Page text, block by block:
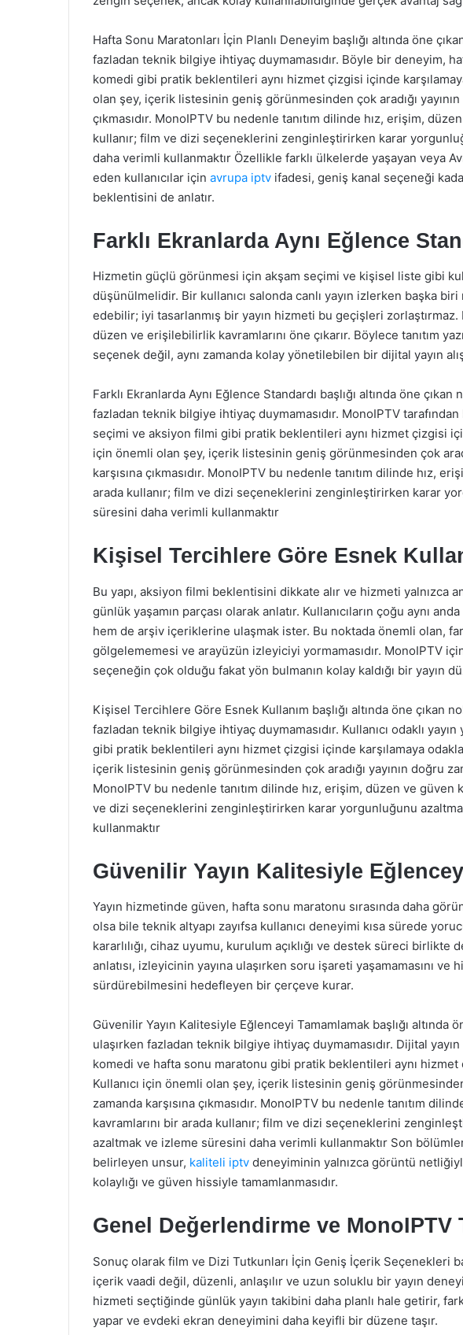
Hafta Sonu Maratonları İçin Planlı Deneyim başlığı altında öne
fazladan teknik bilgiye ihtiyaç duymamasıdır. Böyle bir deneyim,
komedi gibi pratik beklentileri aynı hizmet çizgisi içinde
olan şey, içerik listesinin geniş görünmesinden çok aradığı yayının
çıkmasıdır. MonoIPTV bu nedenle tanıtım dilinde hız, erişim,
kullanır; film ve dizi seçeneklerini zenginleştirirken karar
daha verimli kullanmaktır Özellikle farklı ülkelerde yaşayan veya
eden kullanıcılar için avrupa iptv ifadesi, geniş kanal seçeneği
beklentisini de anlatır.
Farklı Ekranlarda Aynı Eğlence
Hizmetin güçlü görünmesi için akşam seçimi ve kişisel liste gibi
düşünülmelidir. Bir kullanıcı salonda canlı yayın izlerken başka
edebilir; iyi tasarlanmış bir yayın hizmeti bu geçişleri
düzen ve erişilebilirlik kavramlarını öne çıkarır. Böylece tanıtım
seçenek değil, aynı zamanda kolay yönetilebilen bir dijital yayın
Farklı Ekranlarda Aynı Eğlence Standardı başlığı altında öne
fazladan teknik bilgiye ihtiyaç duymamasıdır. MonoIPTV
seçimi ve aksiyon filmi gibi pratik beklentileri aynı hizmet çizgisi
için önemli olan şey, içerik listesinin geniş görünmesinden çok
karşısına çıkmasıdır. MonoIPTV bu nedenle tanıtım dilinde hız,
arada kullanır; film ve dizi seçeneklerini zenginleştirirken karar
süresini daha verimli kullanmaktır
Kişisel Tercihlere Göre Esnek
Bu yapı, aksiyon filmi beklentisini dikkate alır ve hizmeti yalnızca
günlük yaşamın parçası olarak anlatır. Kullanıcıların çoğu aynı
hem de arşiv içeriklerine ulaşmak ister. Bu noktada önemli olan,
gölgelememesi ve arayüzün izleyiciyi yormamasıdır. MonoIPTV için
seçeneğin çok olduğu fakat yön bulmanın kolay kaldığı bir yayın
Kişisel Tercihlere Göre Esnek Kullanım başlığı altında öne çıkan
fazladan teknik bilgiye ihtiyaç duymamasıdır. Kullanıcı odaklı
gibi pratik beklentileri aynı hizmet çizgisi içinde karşılamaya
içerik listesinin geniş görünmesinden çok aradığı yayının doğru
MonoIPTV bu nedenle tanıtım dilinde hız, erişim, düzen ve güven
ve dizi seçeneklerini zenginleştirirken karar yorgunluğunu
kullanmaktır
Güvenilir Yayın Kalitesiyle
Yayın hizmetinde güven, hafta sonu maratonu sırasında daha
olsa bile teknik altyapı zayıfsa kullanıcı deneyimi kısa sürede
kararlılığı, cihaz uyumu, kurulum açıklığı ve destek süreci
anlatısı, izleyicinin yayına ulaşırken soru işareti yaşamamasını ve
sürdürebilmesini hedefleyen bir çerçeve kurar.
Güvenilir Yayın Kalitesiyle Eğlenceyi Tamamlamak başlığı altında
ulaşırken fazladan teknik bilgiye ihtiyaç duymamasıdır. Dijital yayın
komedi ve hafta sonu maratonu gibi pratik beklentileri aynı hizmet
Kullanıcı için önemli olan şey, içerik listesinin geniş görünmesinden
zamanda karşısına çıkmasıdır. MonoIPTV bu nedenle tanıtım
kavramlarını bir arada kullanır; film ve dizi seçeneklerini
azaltmak ve izleme süresini daha verimli kullanmaktır Son
belirleyen unsur, kaliteli iptv deneyiminin yalnızca görüntü
kolaylığı ve güven hissiyle tamamlanmasıdır.
Genel Değerlendirme ve MonoIPTV
Sonuç olarak film ve Dizi Tutkunları İçin Geniş İçerik Seçenekleri
içerik vaadi değil, düzenli, anlaşılır ve uzun soluklu bir yayın
hizmeti seçtiğinde günlük yayın takibini daha planlı hale getirir,
yapar ve evdeki ekran deneyimini daha keyifli bir düzene taşır.